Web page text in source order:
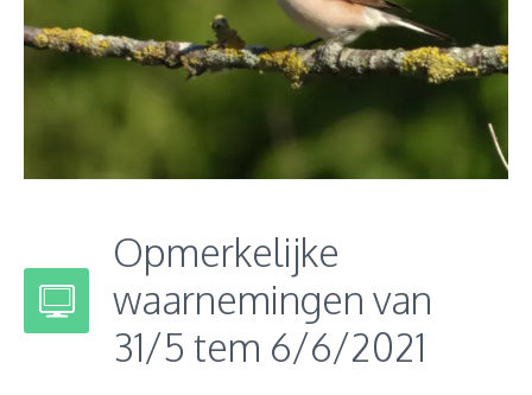
Opmerkelijke
waarnemingen van
31/5 tem 6/6/2021